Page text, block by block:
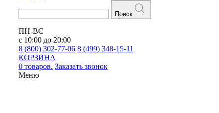
Поиск
ПН-ВС
с 10:00 до 20:00
8 (800) 302-77-06 8 (499) 348-15-11
КОРЗИНА
0 товаров. Заказать звонок
Меню